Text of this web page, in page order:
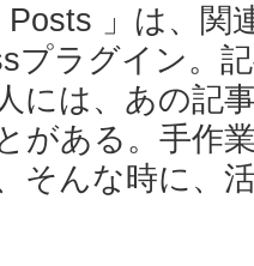
Posts 」は、
プラグイン。
には、あの記
がある。手作
そんな時に、